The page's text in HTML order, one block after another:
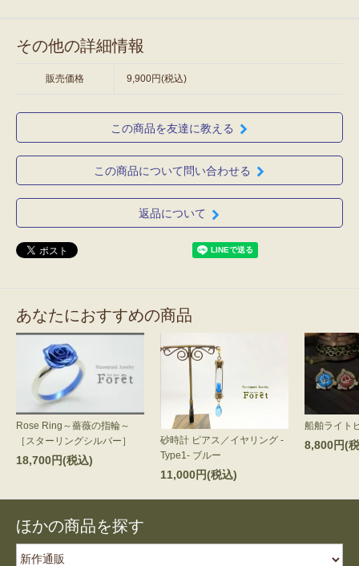
その他の詳細情報
販売価格 9,900円(税込)
この商品を友達に教える
この商品について問い合わせる
返品について
あなたにおすすめの商品
Rose Ring～薔薇の指輪～
［スターリングシルバー］
18,700円(税込)
砂時計 ピアス／イヤリング -
Type1- ブルー
11,000円(税込)
船舶ライト
8,800円(
ほかの商品を探す